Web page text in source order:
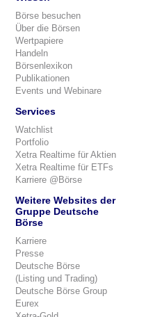
Börse besuchen
Über die Börsen
Wertpapiere
Handeln
Börsenlexikon
Publikationen
Events und Webinare
Services
Watchlist
Portfolio
Xetra Realtime für Aktien
Xetra Realtime für ETFs
Karriere @Börse
Weitere Websites der
Gruppe Deutsche
Börse
Karriere
Presse
Deutsche Börse
(Listing und Trading)
Deutsche Börse Group
Eurex